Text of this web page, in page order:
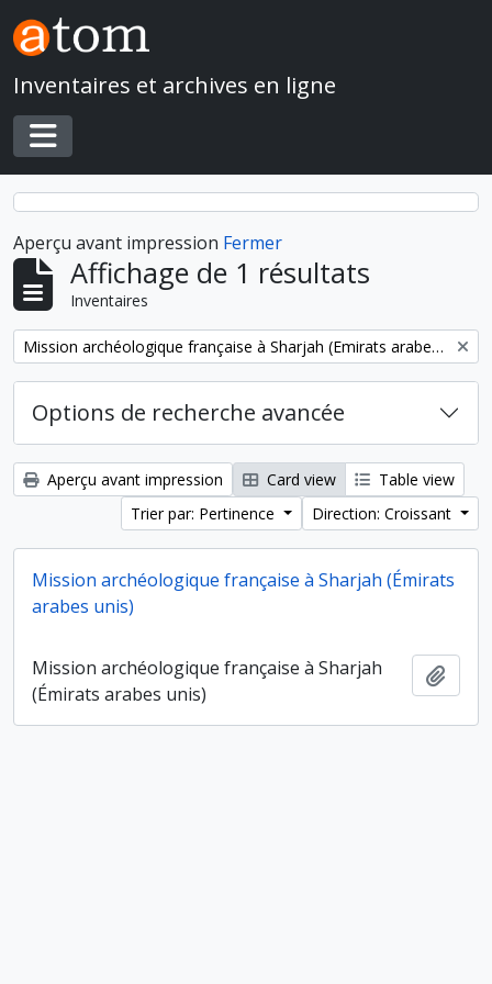
Skip to main content
Inventaires et archives en ligne
Toggle navigation
Aperçu avant impression Fermer
Affichage de 1 résultats
Inventaires
Remove filter: Mission archéologique française à Sharjah (Emirats arabes unis)
Options de recherche avancée
Aperçu avant impression Card view
Table view
Trier par: Pertinence
Direction: Croissant
Mission archéologique française à Sharjah (Émirats
arabes unis)
Mission archéologique française à Sharjah
(Émirats arabes unis)